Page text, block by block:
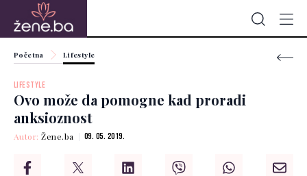
Početna Lifestyle
LIFESTYLE
Ovo može da pomogne kad proradi
anksioznost
Autor:Žene.ba 09. 05. 2019.